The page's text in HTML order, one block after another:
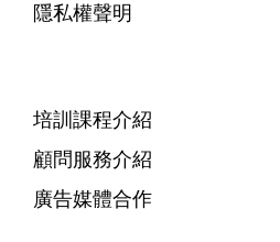
隱私權聲明
培訓課程介紹
顧問服務介紹
廣告媒體合作